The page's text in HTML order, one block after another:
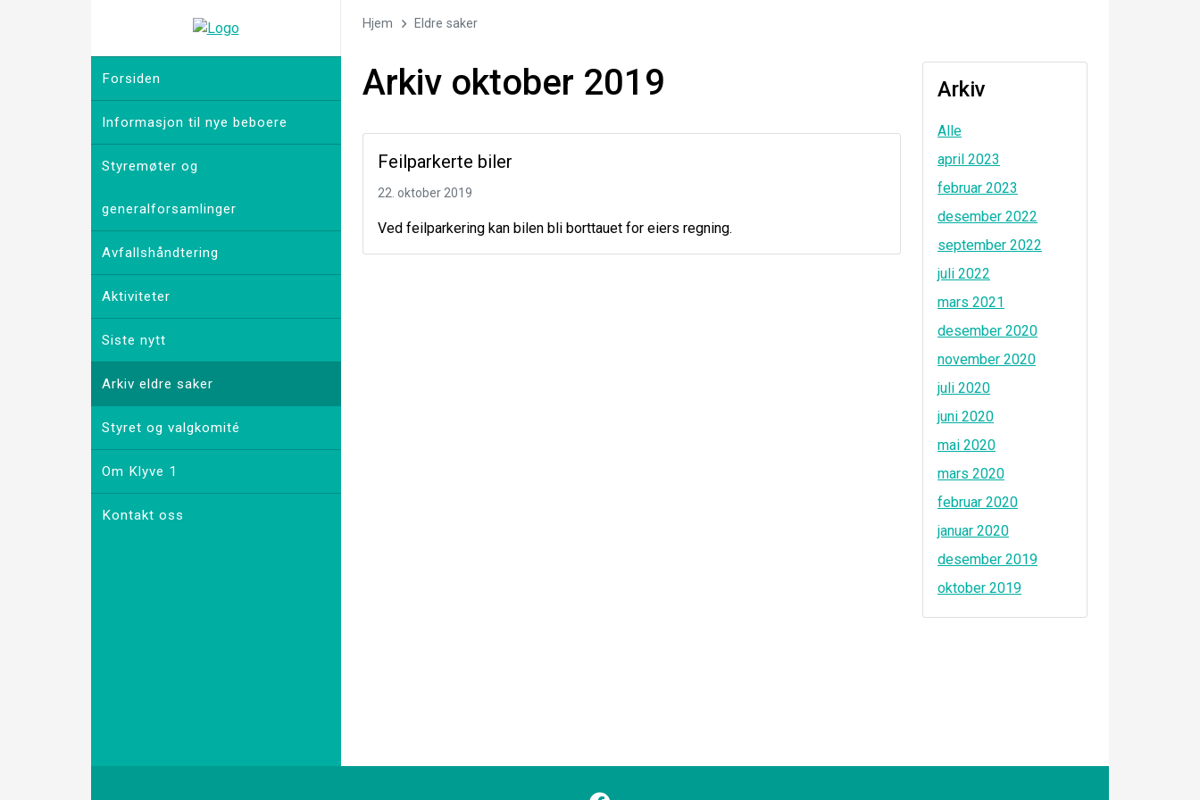
Forsiden
Informasjon til nye beboere
Styremøter og
generalforsamlinger
Avfallshåndtering
Aktiviteter
Siste nytt
Arkiv eldre saker
Styret og valgkomité
Om Klyve 1
Kontakt oss
Hjem Eldre saker
Arkiv oktober 2019
Feilparkerte biler
22. oktober 2019
Ved feilparkering kan bilen bli borttauet for eiers regning.
Arkiv
Alle
april 2023
februar 2023
desember 2022
september 2022
juli 2022
mars 2021
desember 2020
november 2020
juli 2020
juni 2020
mai 2020
mars 2020
februar 2020
januar 2020
desember 2019
oktober 2019